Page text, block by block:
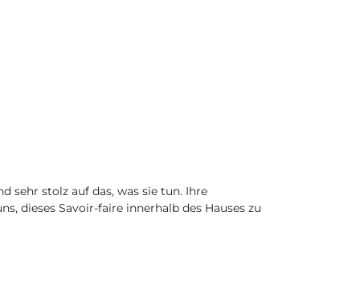
sehr stolz auf das, was sie tun. Ihre
dieses Savoir-faire innerhalb des Hauses zu